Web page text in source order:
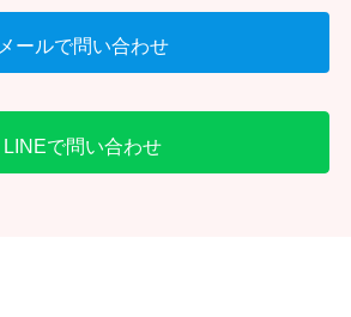
メールで問い合わせ
LINEで問い合わせ